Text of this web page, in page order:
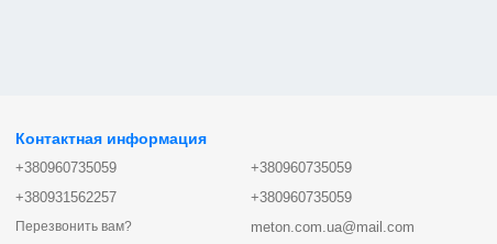
Контактная информация
+380960735059
+380931562257
Перезвонить вам?
+380960735059
+380960735059
meton.com.ua@mail.com